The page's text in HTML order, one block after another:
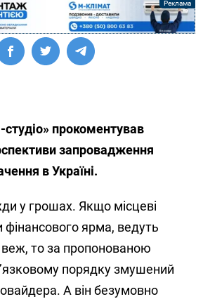
прокоментував
запровадження
в Україні.
у грошах. Якщо місцеві
ярма, ведуть
веж, то за пропонованою
порядку змушений
А він безумовно